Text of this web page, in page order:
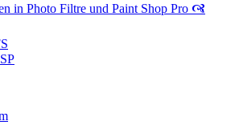
in Photo Filtre und Paint Shop Pro 🙧